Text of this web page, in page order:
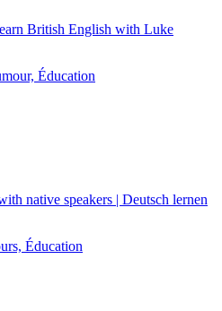
British English with Luke
Éducation
native speakers | Deutsch lernen
Éducation